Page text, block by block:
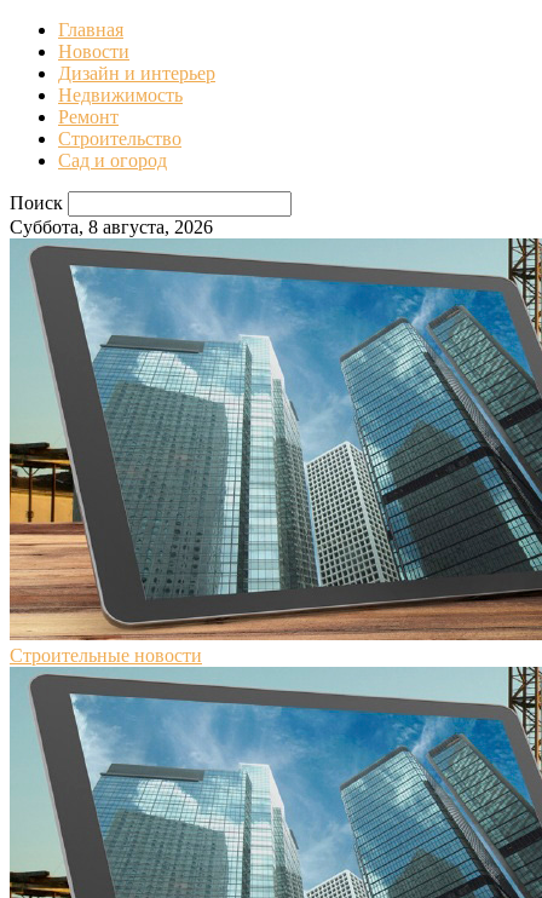
Главная
Новости
Дизайн и интерьер
Недвижимость
Ремонт
Строительство
Сад и огород
Поиск
Суббота, 8 августа, 2026
Строительные новости